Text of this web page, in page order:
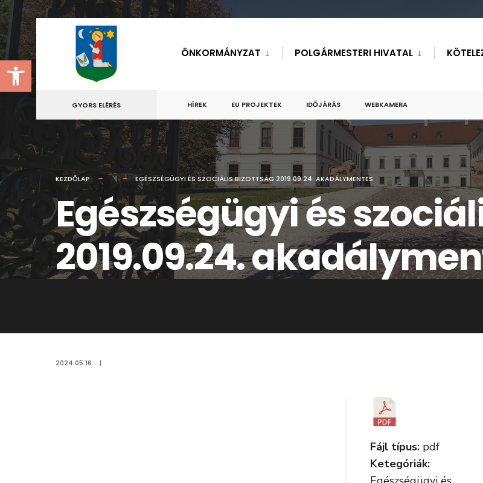
Eszköztár megnyitása
content
ÖNKORMÁNYZAT POLGÁRMESTERI HIVATAL
GYORS ELÉRÉS HÍREK EU PROJEKTEK IDŐJÁRÁS WEBKAMERA
KEZDŐLAP EGÉSZSÉGÜGYI ÉS SZOCIÁLIS BIZOTTSÁG 2019.09.24. AKADÁLYMENTES
Egészségügyi és
2019.09.24.
2024.05.16. |
Fájl típus: pdf
Ketegóriák: